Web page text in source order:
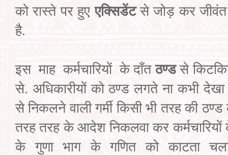
को रास्ते पर हुए एक्सिडेंट से जोड़ कर जीवंत
है.
इस माह कर्मचारियों के दाँत ठण्ड से
से. अधिकारीयों को ठण्ड लगते ना कभी
से निकलने वाली गर्मी किसी भी तरह की ठण्ड
तरह तरह के आदेश निकलवा कर
के गुणा भाग
के गणित को काटता